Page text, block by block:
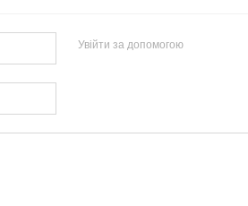
Увійти за допомогою